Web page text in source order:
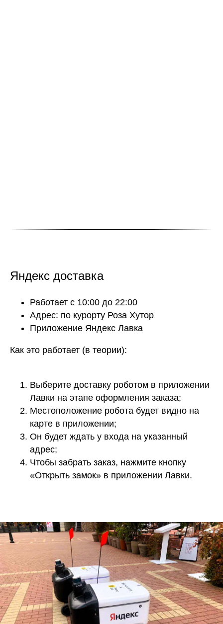
Яндекс доставка
Работает с 10:00 до 22:00
Адрес: по курорту Роза Хутор
Приложение Яндекс Лавка
Как это работает (в теории):
Выберите доставку роботом в приложении
Лавки на этапе оформления заказа;
Местоположение робота будет видно на
карте в приложении;
Он будет ждать у входа на указанный
адрес;
Чтобы забрать заказ, нажмите кнопку
«Открыть замок» в приложении Лавки.